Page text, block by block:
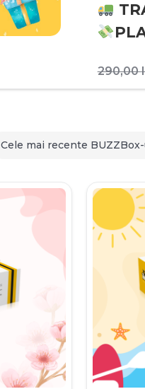
290,00
Cele mai recente